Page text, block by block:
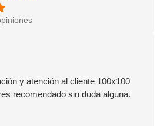
y atención al cliente 100x100
recomendado sin duda alguna.